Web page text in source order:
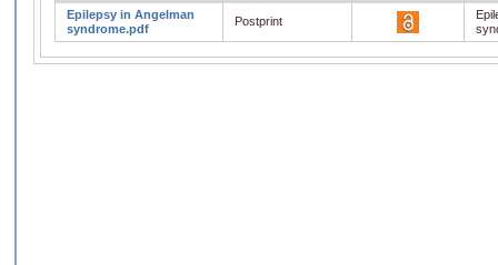
Epilepsy in Angelman
syndrome.pdf
Postprint